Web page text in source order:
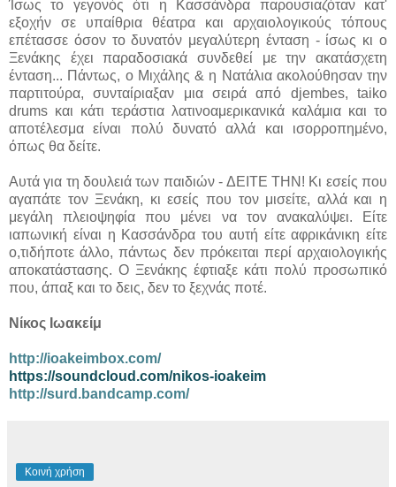
Ίσως το γεγονός ότι η Κασσάνδρα παρουσιαζόταν κατ'
εξοχήν σε υπαίθρια θέατρα και αρχαιολογικούς τόπους
επέτασσε όσον το δυνατόν μεγαλύτερη ένταση - ίσως κι ο
Ξενάκης έχει παραδοσιακά συνδεθεί με την ακατάσχετη
ένταση... Πάντως, ο Μιχάλης & η Νατάλια ακολούθησαν την
παρτιτούρα, συνταίριαξαν μια σειρά από djembes, taiko
drums και κάτι τεράστια λατινοαμερικανικά καλάμια και το
αποτέλεσμα είναι πολύ δυνατό αλλά και ισορροπημένο,
όπως θα δείτε.
Αυτά για τη δουλειά των παιδιών - ΔΕΙΤΕ ΤΗΝ! Κι εσείς που
αγαπάτε τον Ξενάκη, κι εσείς που τον μισείτε, αλλά και η
μεγάλη πλειοψηφία που μένει να τον ανακαλύψει. Είτε
ιαπωνική είναι η Κασσάνδρα του αυτή είτε αφρικάνικη είτε
ο,τιδήποτε άλλο, πάντως δεν πρόκειται περί αρχαιολογικής
αποκατάστασης. Ο Ξενάκης έφτιαξε κάτι πολύ προσωπικό
που, άπαξ και το δεις, δεν το ξεχνάς ποτέ.
Νίκος Ιωακείμ
http://ioakeimbox.com/
https://soundcloud.com/nikos-ioakeim
http://surd.bandcamp.com/
Κοινή χρήση